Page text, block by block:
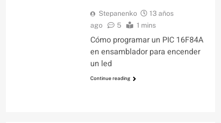
Stepanenko
13 años
ago
5 1 mins
Cómo programar un PIC 16F84A
en ensamblador para encender
un led
Continue reading